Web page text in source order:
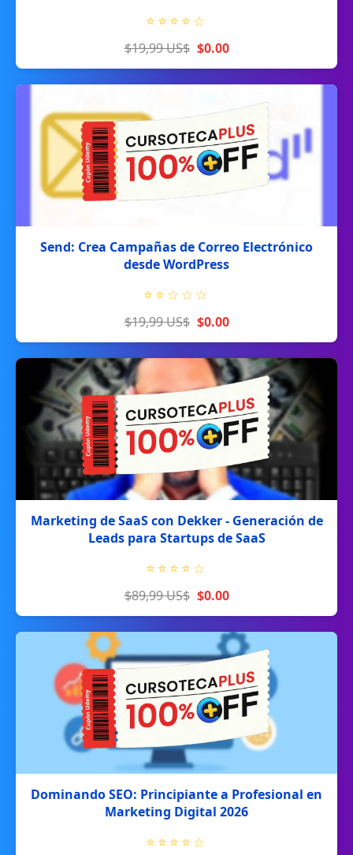
⭐ ⭐ ⭐ ⭐ ☆
$19,99 US$ $0.00
Send: Crea Campañas de Correo Electrónico
desde WordPress
⭐ ⭐ ☆ ☆ ☆
$19,99 US$ $0.00
Marketing de SaaS con Dekker - Generación de
Leads para Startups de SaaS
⭐ ⭐ ⭐ ⭐ ☆
$89,99 US$ $0.00
Dominando SEO: Principiante a Profesional en
Marketing Digital 2026
⭐ ⭐ ⭐ ⭐ ☆